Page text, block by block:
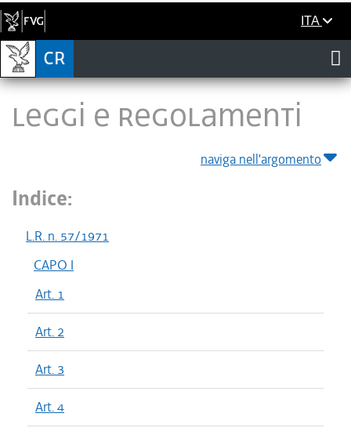
ITA
LEGGI E REGOLAMENTI
naviga nell'argomento
Indice:
L.R. n. 57/1971
CAPO I
Art. 1
Art. 2
Art. 3
Art. 4